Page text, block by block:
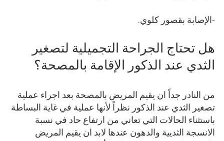
-الإصابة بقصور كلوي.
هل تحتاج الجراحة التجميلية لتصغير
الثدي عند الذكور الإقامة بالمصحة؟
من النادر جداً ان يقيم المريض بالمصحة بعد اجراء عملية
تصغير الثدي عند الذكور نظراً لأنها عملية في غاية البساطة
باستثناء الحالات التي تعاني من ارتفاع حاد في نسبة
الانسجة الثديية والدهون عندها لابد ان يقيم المريض